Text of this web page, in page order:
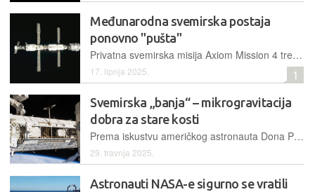
Međunarodna svemirska postaja
ponovno "pušta"
Privatna svemirska misija Axiom Mission 4 trebala je biti lansirana ka ISS-u prošloga tjedna, no lansiranje je odgođeno zbog aktivne istrage novog slučaja "curenja" zraka iz postaje
17. lipnja 2025. 1
Svemirska „banja“ – mikrogravitacija
dobra za stare kosti
Prema iskustvu američkog astronauta Dona Pettita koji je psoalvio 70. rođendan na Međunarodnoj svemirskoj postaji, iskustvo nije bilo nimalo neugodno, dapače, djelovalo je blagotvorno na njegove boljetice
29. travnja 2025.
Astronauti NASA-e sigurno se vratili